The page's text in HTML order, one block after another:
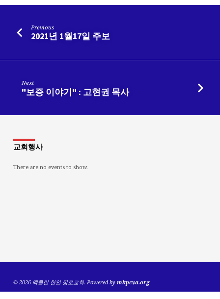
Previous
2021년 1월17일 주보
Next
"보증 이야기" : 고현권 목사
교회행사
There are no events to show.
© 2026 맥클린 한인 장로교회. Powered by mkpcva.org